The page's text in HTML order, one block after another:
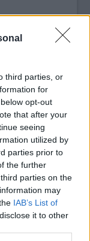
third parties, or
for
opt-out
that after your
seeing
utilized by
parties prior to
the further
parties on the
may
IAB’s List of
it to other
a golyó
két
A
bosszú áll